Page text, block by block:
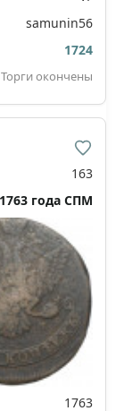
samunin56
1724
Торги окончены
163
года СПМ
1763